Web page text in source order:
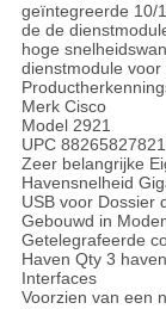
geïntegreerde 10/
de de
hoge
dienstmodule
Merk Cisco
Model 2921
UPC
Zeer belangrijke
Havensnelheid
USB voor Dossier
Gebouwd in
Getelegrafeerde
Haven Qty 3 haven
Interfaces
Voorzien van een